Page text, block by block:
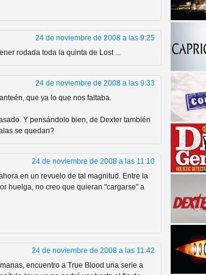
la "verdad"
24 de noviembre de 2008 a las 9:25
rodada toda la quinta de Lost ...
24 de noviembre de 2008 a las 9:33
que ya lo que nos faltaba.
Y pensándolo bien, de Dexter también
se quedan?
24 de noviembre de 2008 a las 11:10
en un revuelo de tal magnitud. Entre la
huelga, no creo que quieran "cargarse" a
24 de noviembre de 2008 a las 11:42
encuentro a True Blood una serie a